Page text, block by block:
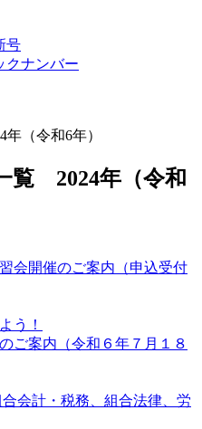
号
クナンバー
年（令和6年）
覧 2024年（令和
会開催のご案内（申込受付
う！
ご案内（令和６年７月１８
会計・税務、組合法律、労